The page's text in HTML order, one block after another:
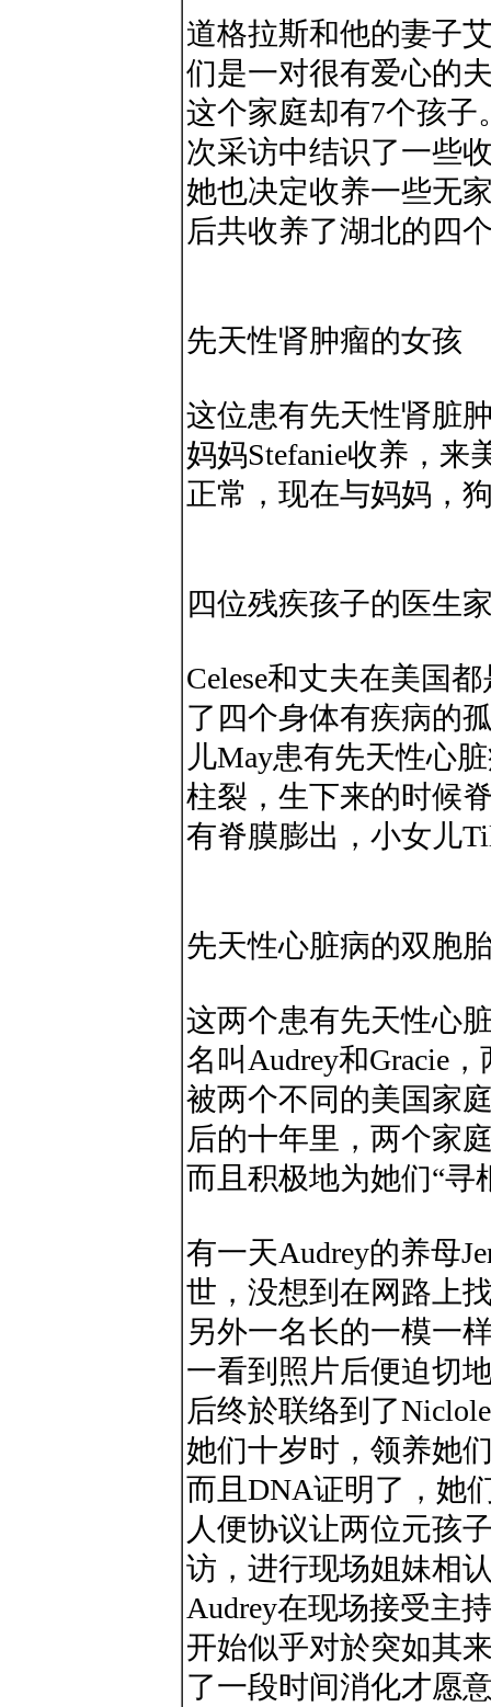
道格拉斯和他的妻子
们是一对很有爱心的
这个家庭却有7个孩
次采访中结识了一些
她也决定收养一些无
后共收养了湖北的四
先天性肾肿瘤的女孩
这位患有先天性肾脏
妈妈Stefanie收养，
正常，现在与妈妈，
四位残疾孩子的医生
Celese和丈夫在美国
了四个身体有疾病的
儿May患有先天性心
柱裂，生下来的时候
有脊膜膨出，小女儿
先天性心脏病的双胞
这两个患有先天性心
名叫Audrey和Gracie
被两个不同的美国家
后的十年里，两个家
而且积极地为她们“寻
有一天Audrey的养母
世，没想到在网路上
另外一名长的一模一
一看到照片后便迫切
后终於联络到了
她们十岁时，领养她
而且DNA证明了，她
人便协议让两位元孩
访，进行现场姐妹相
Audrey在现场接受主
开始似乎对於突如其
了一段时间消化才愿